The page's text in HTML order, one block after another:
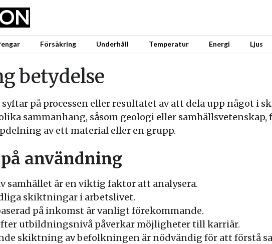
Försäkring Underhåll Temperatur Energi Ljus
betydelse
på processen eller resultatet av att dela upp något i
sammanhang, såsom geologi eller samhällsvetenskap,
av ett material eller en grupp.
användning
samhället är en viktig faktor att analysera.
skiktningar i arbetslivet.
på inkomst är vanligt förekommande.
utbildningsnivå påverkar möjligheter till karriär.
skiktning av befolkningen är nödvändig för att förstå